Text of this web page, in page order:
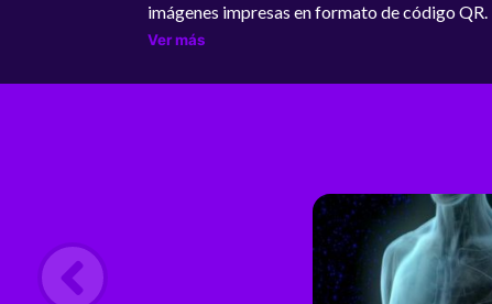
imágenes impresas en formato de código QR.
Ver más